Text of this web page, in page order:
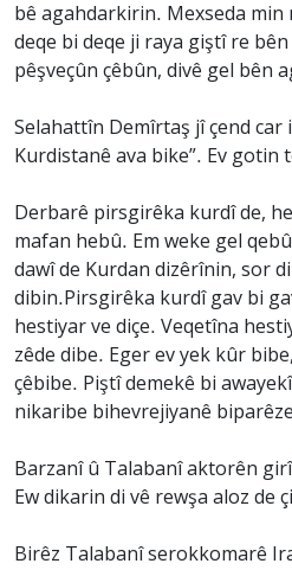
bê agahdarkirin. Mexseda
deqe bi deqe ji raya giştî re
pêşveçûn çêbûn, divê gel bên
Selahattîn Demîrtaş jî çend car
Kurdistanê ava bike”. Ev gotin
Derbarê pirsgirêka kurdî de,
mafan hebû. Em weke gel
dawî de Kurdan dizêrînin, sor
dibin.Pirsgirêka kurdî gav bi
hestiyar ve diçe. Veqetîna
zêde dibe. Eger ev yek kûr
çêbibe. Piştî demekê bi
nikaribe bihevrejiyanê
Barzanî û Talabanî aktorên
Ew dikarin di vê rewşa aloz de
Birêz Talabanî serokkomarê